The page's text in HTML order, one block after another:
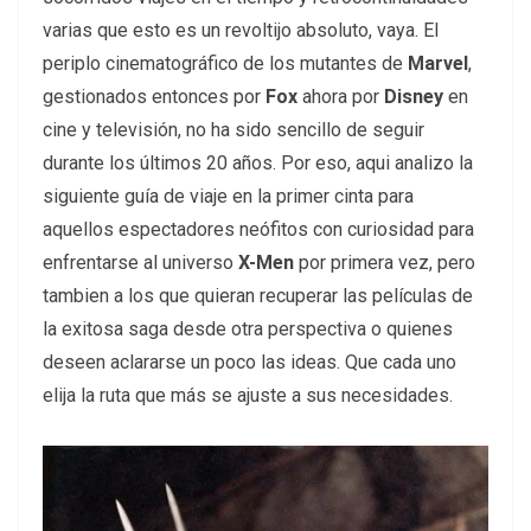
varias que esto es un revoltijo absoluto, vaya. El
periplo cinematográfico de los mutantes de Marvel,
gestionados entonces por Fox ahora por Disney en
cine y televisión, no ha sido sencillo de seguir
durante los últimos 20 años. Por eso, aqui analizo la
siguiente guía de viaje en la primer cinta para
aquellos espectadores neófitos con curiosidad para
enfrentarse al universo X-Men por primera vez, pero
tambien a los que quieran recuperar las películas de
la exitosa saga desde otra perspectiva o quienes
deseen aclararse un poco las ideas. Que cada uno
elija la ruta que más se ajuste a sus necesidades.